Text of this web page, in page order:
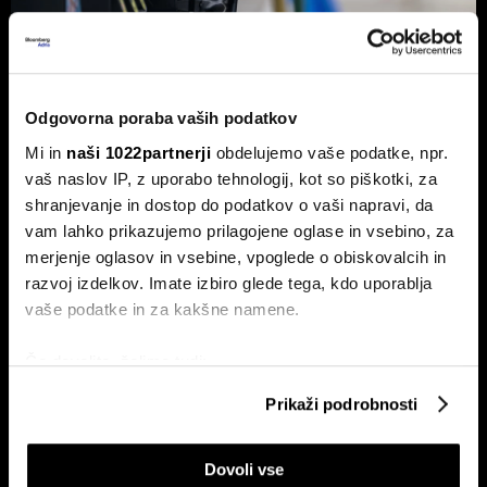
Odgovorna poraba vaših podatkov
Mi in naši 1022partnerji obdelujemo vaše podatke, npr.
vaš naslov IP, z uporabo tehnologij, kot so piškotki, za
shranjevanje in dostop do podatkov o vaši napravi, da
vam lahko prikazujemo prilagojene oglase in vsebino, za
merjenje oglasov in vsebine, vpoglede o obiskovalcih in
razvoj izdelkov. Imate izbiro glede tega, kdo uporablja
vaše podatke in za kakšne namene.
Če dovolite, želimo tudi:
Zbirati informacije o vaši geografski lokaciji, ki so
Identificirati napravo z aktivnim preverjanjem
lastnosti (odčitavanje prstnih odtisov)
Prikaži podrobnosti
Dovoli vse
Od kod prihaja dizel v Slovenijo in ali
bo cena še naprej rasla
Od začetka leta se je sod surove nafte brent podražil za
več kot 30 odstotkov. A potrošniki na bencinskih črpalkah
ne kupujejo surove nafte, temveč njihove derivate.
na Ljubljanski borzi: kdo zmaguje
EU z najnižjimi zalogami plina v
dveh desetletjih